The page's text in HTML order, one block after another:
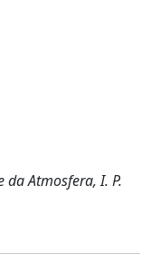
Atmosfera, I. P.